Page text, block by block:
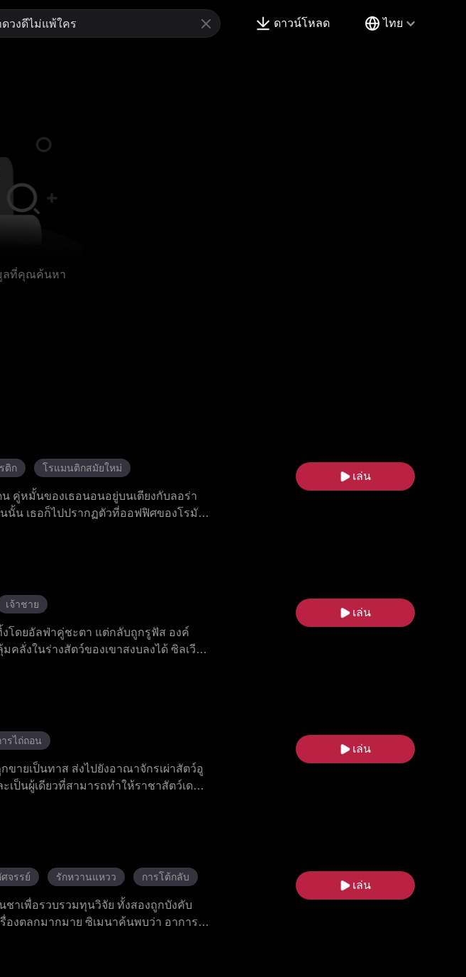
ดาวน์โหลด ไทย
ลที่คุณค้นหา
ติก โรแมนติกสมัยใหม่
คู่หมั้นของเธอนอนอยู่บนเตียงกับลอร่า
นั้น เธอก็ไปปรากฏตัวที่ออฟฟิศของโรมัน
งานเลี้ยงมื้อค่ำครอบครัว เขาเปิดเผย
งเข้มแข็งจากโรมัน แบลร์หลุดพ้นจาก
เล่น
เจ้าชาย
โดยอัลฟ่าคู่ชะตา แต่กลับถูกรูฟัส องค์
ลั่งในร่างสัตว์ของเขาสงบลงได้ ซิลเวีย
เล่น
ารไถ่ถอน
ขายเป็นทาส ส่งไปยังอาณาจักรเผ่าสัตว์อู
เป็นผู้เดียวที่สามารถทำให้ราชาสัตว์เดมอ
ากเพื่อหลบหนีกับดักอันตรายหลายอย่าง
เธอสามารถปลดคำสาปบนร่างราชาสัตว์
เล่น
จรรย์ รักหวานแหวว การโต้กลับ
าเพื่อรวบรวมทุนวิจัย ทั้งสองถูกบังคับ
องตลกมากมาย ซิเมนาค้นพบว่า อาการ
เล่น